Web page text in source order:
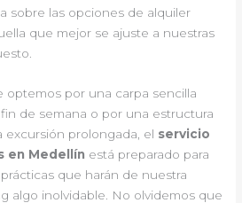
sobre las opciones de alquiler
que mejor se ajuste a nuestras
optemos por una carpa sencilla
de semana o por una estructura
excursión prolongada, el servicio
en Medellín está preparado para
que harán de nuestra
algo inolvidable. No olvidemos que